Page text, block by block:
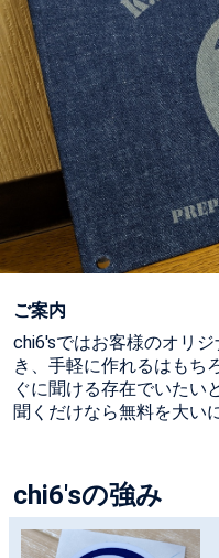
ご案内
chi6'sではお客様のオリ
き、手軽に作れるはもち
ぐに聞ける存在でいたい
聞くだけなら無料を大い
chi6'sの強み